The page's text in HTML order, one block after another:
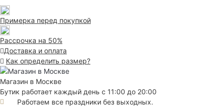
Примерка перед покупкой
Рассрочка на 50%
Доставка и оплата
Как определить размер?
Магазин в Москве
Бутик работает каждый день с 11:00 до 20:00
Работаем все праздники без выходных.